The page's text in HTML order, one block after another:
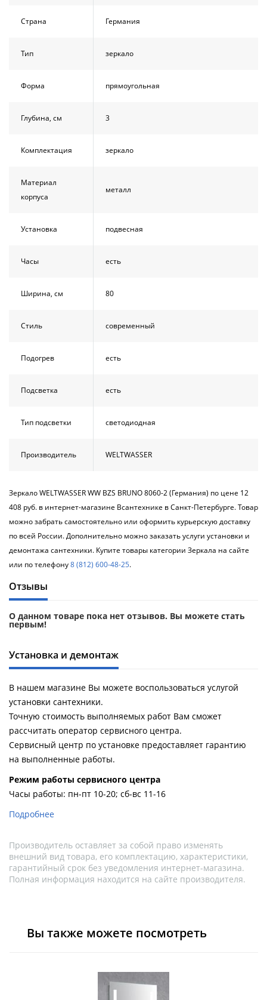
Страна Германия
Тип зеркало
Форма прямоугольная
Глубина, см 3
Комплектация зеркало
Материал
корпуса
металл
Установка подвесная
Часы есть
Ширина, см 80
Стиль современный
Подогрев есть
Подсветка есть
Тип подсветки светодиодная
Производитель WELTWASSER
Зеркало WELTWASSER WW BZS BRUNO 8060-2 (Германия) по цене 12
408 руб. в интернет-магазине Всантехнике в Санкт-Петербурге. Товар
можно забрать самостоятельно или оформить курьерскую доставку
по всей России. Дополнительно можно заказать услуги установки и
демонтажа сантехники. Купите товары категории Зеркала на сайте
или по телефону8 (812) 600-48-25.
Отзывы
О данном товаре пока нет отзывов. Вы можете стать
первым!
Установка и демонтаж
В нашем магазине Вы можете воспользоваться услугой
установки сантехники.
Точную стоимость выполняемых работ Вам сможет
рассчитать оператор сервисного центра.
Сервисный центр по установке предоставляет гарантию
на выполненные работы.
Pежим работы сервисного центра
Часы работы: пн-пт 10-20; сб-вс 11-16
Подробнее
Производитель оставляет за собой право изменять
внешний вид товара, его комплектацию, характеристики,
гарантийный срок без уведомления интернет-магазина.
Полная информация находится на сайте производителя.
Вы также можете посмотреть